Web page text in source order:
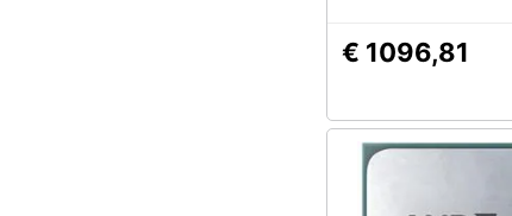
€ 1096,81